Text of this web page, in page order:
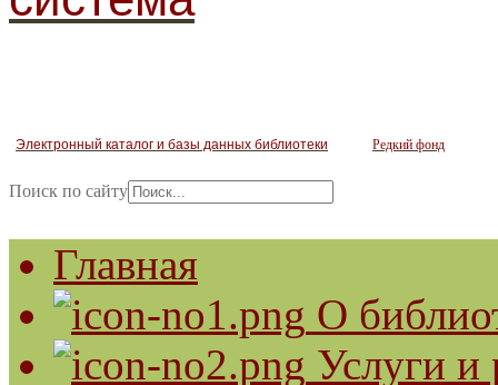
Электронный каталог и базы данных библиотеки Редкий фонд
Поиск по сайту
Главная
О
Услуги и